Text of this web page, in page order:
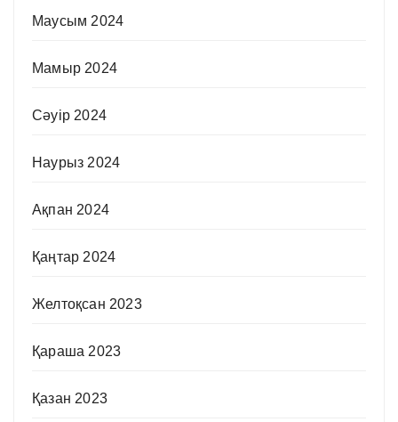
Маусым 2024
Мамыр 2024
Сәуір 2024
Наурыз 2024
Ақпан 2024
Қаңтар 2024
Желтоқсан 2023
Қараша 2023
Қазан 2023